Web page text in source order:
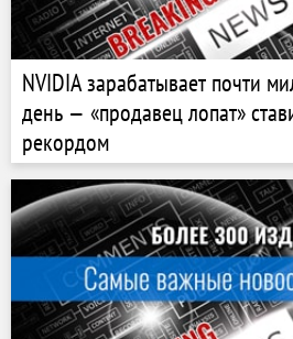
NVIDIA зарабатывает почти
день — «продавец лопат»
рекордом